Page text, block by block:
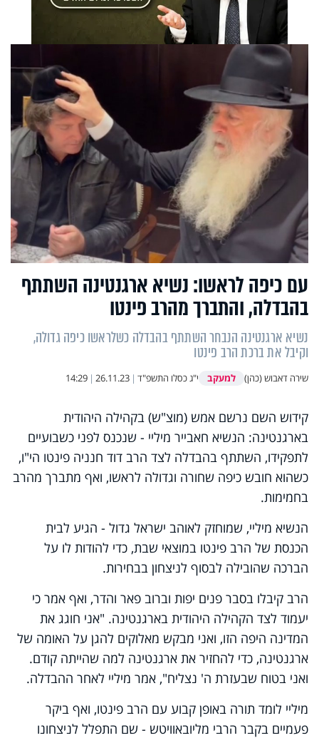
עם כיפה לראשו: נשיא ארגנטינה השתתף
בהבדלה, והתברך מהרב פינטו
נשיא ארגנטינה הנבחר השתתף בהבדלה כשלראשו כיפה גדולה,
וקיבל את ברכת הרב פינטו
שירה דאבוש (כהן) למעקב י"ג כסלו התשפ"ד |
26.11.23
|
14:29
קידוש השם נרשם אמש (מוצ"ש) בקהילה היהודית
בארגנטינה: הנשיא חאבייר מיליי - שנכנס לפני כשבועיים
לתפקידו, השתתף בהבדלה לצד הרב דוד חנניה פינטו הי"ו,
כשהוא חובש כיפה שחורה וגדולה לראשו, ואף מתברך מהרב
בחמימות.
הנשיא מיליי, שמוחזק לאוהב ישראל גדול - הגיע לבית
הכנסת של הרב פינטו במוצאי שבת, כדי להודות לו על
הברכה שהובילה לבסוף לניצחון בבחירות.
הרב קיבלו בסבר פנים יפות וברוב פאר והדר, ואף אמר כי
יעמוד לצד הקהילה היהודית בארגנטינה. "אני חוגג את
המדינה היפה הזו, ואני מבקש מאלוקים להגן על האומה של
ארגנטינה, כדי להחזיר את ארגנטינה למה שהייתה קודם.
ואני בטוח שבעזרת ה' נצליח", אמר מיליי לאחר ההבדלה.
מיליי לומד תורה באופן קבוע עם הרב פינטו, ואף ביקר
פעמיים בקבר הרבי מליובאוויטש - שם התפלל לניצחונו